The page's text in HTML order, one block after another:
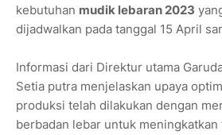
kebutuhan mudik lebaran 2023
dijadwalkan pada tanggal 15 April
Informasi dari Direktur utama
Setia putra menjelaskan upaya
produksi telah dilakukan dengan
berbadan lebar untuk